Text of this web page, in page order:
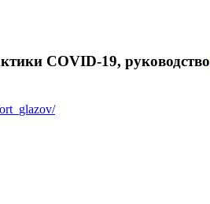
COVID-19, руководство